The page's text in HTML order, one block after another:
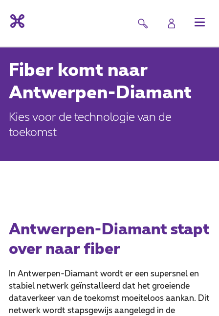
Fiber komt naar
Antwerpen-Diamant
Kies voor de technologie van de
toekomst
Antwerpen-Diamant stapt
over naar fiber
In Antwerpen-Diamant wordt er een supersnel en
stabiel netwerk geïnstalleerd dat het groeiende
dataverkeer van de toekomst moeiteloos aankan. Dit
netwerk wordt stapsgewijs aangelegd in de